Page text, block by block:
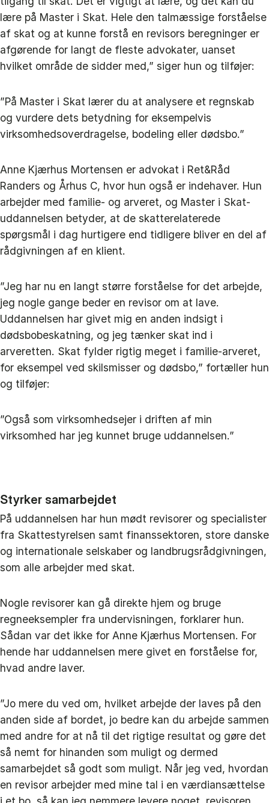
lære på Master i Skat. Hele den talmæssige forståelse
af skat og at kunne forstå en revisors beregninger er
afgørende for langt de fleste advokater, uanset
hvilket område de sidder med,” siger hun og tilføjer:
”På Master i Skat lærer du at analysere et regnskab
og vurdere dets betydning for eksempelvis
virksomhedsoverdragelse, bodeling eller dødsbo.”
Anne Kjærhus Mortensen er advokat i Ret&Råd
Randers og Århus C, hvor hun også er indehaver. Hun
arbejder med familie- og arveret, og Master i Skat-
uddannelsen betyder, at de skatterelaterede
spørgsmål i dag hurtigere end tidligere bliver en del af
rådgivningen af en klient.
”Jeg har nu en langt større forståelse for det arbejde,
jeg nogle gange beder en revisor om at lave.
Uddannelsen har givet mig en anden indsigt i
dødsbobeskatning, og jeg tænker skat ind i
arveretten. Skat fylder rigtig meget i familie-arveret,
for eksempel ved skilsmisser og dødsbo,” fortæller hun
og tilføjer:
”Også som virksomhedsejer i driften af min
virksomhed har jeg kunnet bruge uddannelsen.”
Styrker samarbejdet
På uddannelsen har hun mødt revisorer og specialister
fra Skattestyrelsen samt finanssektoren, store danske
og internationale selskaber og landbrugsrådgivningen,
som alle arbejder med skat.
Nogle revisorer kan gå direkte hjem og bruge
regneeksempler fra undervisningen, forklarer hun.
Sådan var det ikke for Anne Kjærhus Mortensen. For
hende har uddannelsen mere givet en forståelse for,
hvad andre laver.
”Jo mere du ved om, hvilket arbejde der laves på den
anden side af bordet, jo bedre kan du arbejde sammen
med andre for at nå til det rigtige resultat og gøre det
så nemt for hinanden som muligt og dermed
samarbejdet så godt som muligt. Når jeg ved, hvordan
en revisor arbejder med mine tal i en værdiansættelse